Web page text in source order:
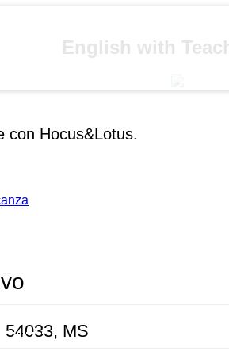
English with
con Hocus&Lotus.
MS